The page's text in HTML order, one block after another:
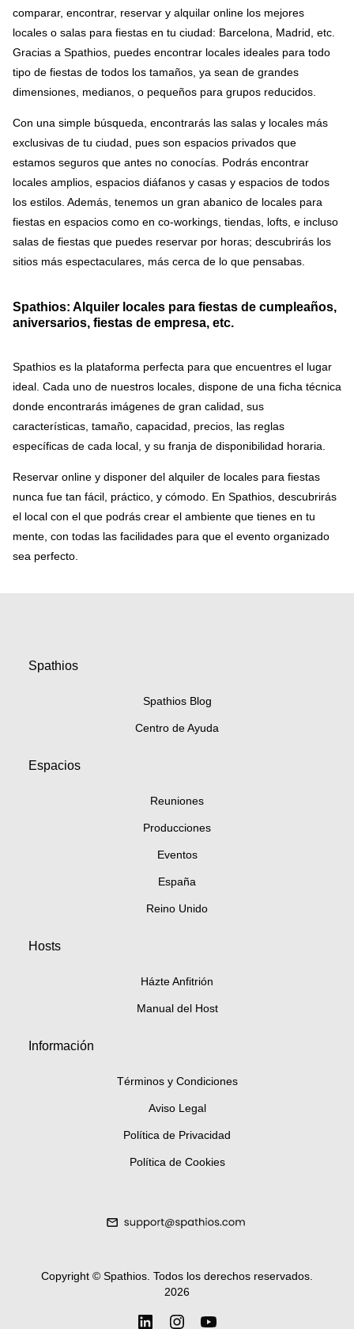
comparar, encontrar, reservar y alquilar online los mejores
locales o salas para fiestas en tu ciudad: Barcelona, Madrid, etc.
Gracias a Spathios, puedes encontrar locales ideales para todo
tipo de fiestas de todos los tamaños, ya sean de grandes
dimensiones, medianos, o pequeños para grupos reducidos.
Con una simple búsqueda, encontrarás las salas y locales más
exclusivas de tu ciudad, pues son espacios privados que
estamos seguros que antes no conocías. Podrás encontrar
locales amplios, espacios diáfanos y casas y espacios de todos
los estilos. Además, tenemos un gran abanico de locales para
fiestas en espacios como en co-workings, tiendas, lofts, e incluso
salas de fiestas que puedes reservar por horas; descubrirás los
sitios más espectaculares, más cerca de lo que pensabas.
Spathios: Alquiler locales para fiestas de cumpleaños,
aniversarios, fiestas de empresa, etc.
Spathios es la plataforma perfecta para que encuentres el lugar
ideal. Cada uno de nuestros locales, dispone de una ficha técnica
donde encontrarás imágenes de gran calidad, sus
características, tamaño, capacidad, precios, las reglas
específicas de cada local, y su franja de disponibilidad horaria.
Reservar online y disponer del alquiler de locales para fiestas
nunca fue tan fácil, práctico, y cómodo. En Spathios, descubrirás
el local con el que podrás crear el ambiente que tienes en tu
mente, con todas las facilidades para que el evento organizado
sea perfecto.
Spathios
Spathios Blog
Centro de Ayuda
Espacios
Reuniones
Producciones
Eventos
España
Reino Unido
Hosts
Házte Anfitrión
Manual del Host
Información
Términos y Condiciones
Aviso Legal
Política de Privacidad
Política de Cookies
Copyright © Spathios. Todos los derechos reservados
2026